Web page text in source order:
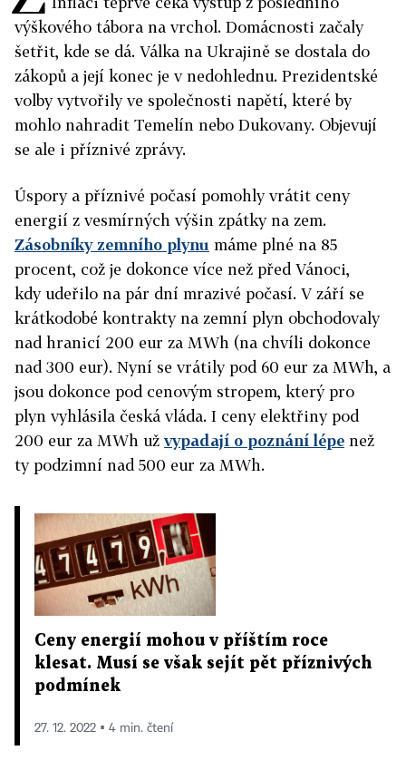
výškového tábora na vrchol. Domácnosti začaly
šetřit, kde se dá. Válka na Ukrajině se dostala do
zákopů a její konec je v nedohlednu. Prezidentské
volby vytvořily ve společnosti napětí, které by
mohlo nahradit Temelín nebo Dukovany. Objevují
se ale i příznivé zprávy.
Úspory a příznivé počasí pomohly vrátit ceny
energií z vesmírných výšin zpátky na zem.
Zásobníky zemního plynu máme plné na 85
procent, což je dokonce více než před Vánoci,
kdy udeřilo na pár dní mrazivé počasí. V září se
krátkodobé kontrakty na zemní plyn obchodovaly
nad hranicí 200 eur za MWh (na chvíli dokonce
nad 300 eur). Nyní se vrátily pod 60 eur za MWh, a
jsou dokonce pod cenovým stropem, který pro
plyn vyhlásila česká vláda. I ceny elektřiny pod
200 eur za MWh užvypadají o poznání lépe než
ty podzimní nad 500 eur za MWh.
Ceny energií mohou v příštím roce
klesat. Musí se však sejít pět příznivých
podmínek
27. 12. 2022 ▪ 4 min. čtení